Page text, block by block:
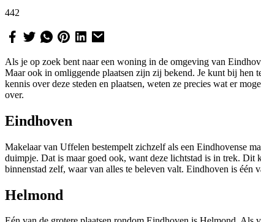
442
Als je op zoek bent naar een woning in de omgeving van
Maar ook in omliggende plaatsen zijn zij bekend. Je kunt bij hen
kennis over deze steden en plaatsen, weten ze precies wat er
over.
Eindhoven
Makelaar van Uffelen bestempelt zichzelf als een Eindhovense
duimpje. Dat is maar goed ook, want deze lichtstad is in trek. Dit
binnenstad zelf, waar van alles te beleven valt. Eindhoven is één
Helmond